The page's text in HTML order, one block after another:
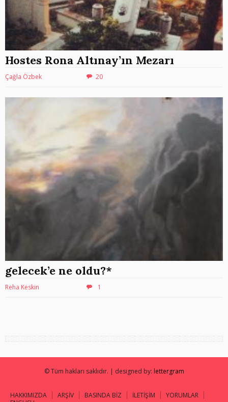
Hostes Rona Altınay’ın Mezarı
Çağla Özbek 20
gelecek’e ne oldu?*
Reha Keskin 1
© Tüm hakları saklıdır. | designed by: lettergram
HAKKIMIZDA ARŞİV BASINDA BİZ İLETİŞİM
YORUMLAR